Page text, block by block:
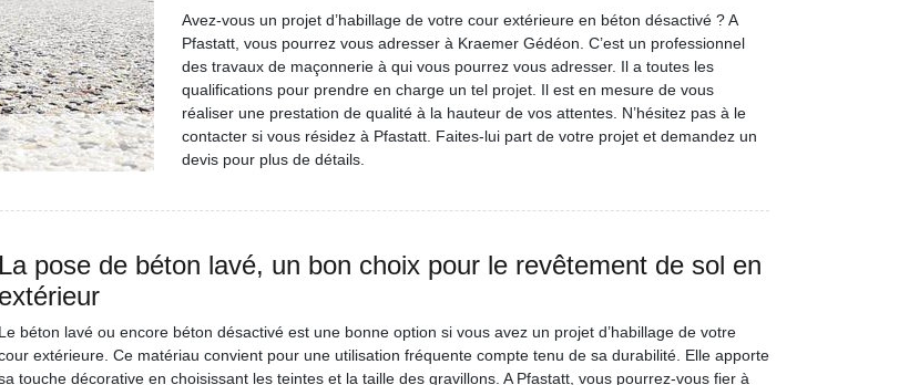
Avez-vous un projet d’habillage de votre cour extérieure en béton désactivé ? A
Pfastatt, vous pourrez vous adresser à Kraemer Gédéon. C’est un professionnel
des travaux de maçonnerie à qui vous pourrez vous adresser. Il a toutes les
qualifications pour prendre en charge un tel projet. Il est en mesure de vous
réaliser une prestation de qualité à la hauteur de vos attentes. N’hésitez pas à le
contacter si vous résidez à Pfastatt. Faites-lui part de votre projet et demandez un
devis pour plus de détails.
La pose de béton lavé, un bon choix pour le revêtement de sol en
extérieur
Le béton lavé ou encore béton désactivé est une bonne option si vous avez un projet d’habillage de votre
extérieure. Ce matériau convient pour une utilisation fréquente compte tenu de sa durabilité. Elle apporte
touche décorative en choisissant les teintes et la taille des gravillons. A Pfastatt, vous pourrez-vous fier à